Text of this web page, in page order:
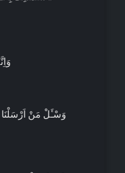
وَسْـَٔلْ مَنْ